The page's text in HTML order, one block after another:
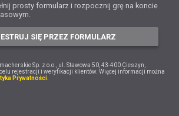
prosty formularz i rozpocznij grę na koncie
SIĘ PRZEZ FORMULARZ
Sp. z o.o., ul. Stawowa 50, 43-400 Cieszyn,
rejestracji i weryfikacji klientów. Więcej informacji można
Prywatności